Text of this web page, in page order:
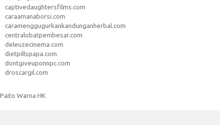
captivedaughtersfilms.com
caraamanaborsi.com
caramenggugurkankandunganherbal.com
centralobatpembesar.com
deleuzecinema.com
dietpillspapa.com
dontgiveuponnpc.com
droscargil.com
Paito Warna HK